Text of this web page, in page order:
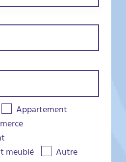
Appartement
meublé
Autre